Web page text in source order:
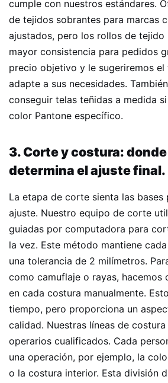
cumple con nuestros estándares.
de tejidos sobrantes para marcas
ajustados, pero los rollos de tejido
mayor consistencia para pedidos
precio objetivo y le sugeriremos
adapte a sus necesidades.
conseguir telas teñidas a medida
color Pantone específico.
3. Corte y costura:
determina el ajuste final.
La etapa de corte sienta las bases
ajuste. Nuestro equipo de corte
guiadas por computadora para
la vez. Este método mantiene
una tolerancia de 2 milímetros.
como camuflaje o rayas, hacemos
en cada costura manualmente.
tiempo, pero proporciona un
calidad. Nuestras líneas de
operarios cualificados. Cada
una operación, por ejemplo, la
o la costura interior. Esta división